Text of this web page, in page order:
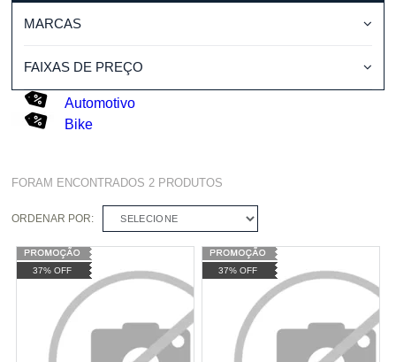
MARCAS
FAIXAS DE PREÇO
Automotivo
Bike
FORAM ENCONTRADOS2 PRODUTOS
ORDENAR POR: SELECIONE
37% OFF 37% OFF